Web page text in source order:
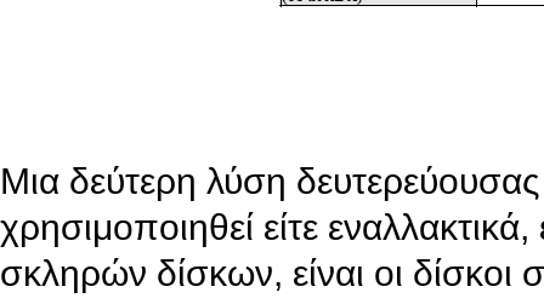
Μια δεύτερη λύση
χρησιμοποιηθεί είτε
σκληρών δίσκων, είναι οι